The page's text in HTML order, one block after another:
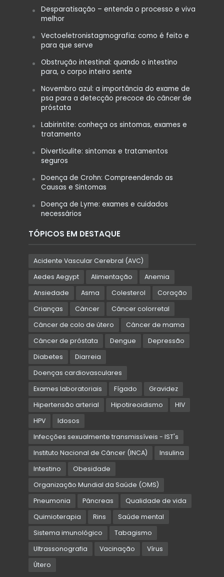
Desparatisação – entenda o processo e viva
melhor
Vectoeletronistagmografia: como é feito e
para que serve
Obstrução intestinal: quando o intestino
para, o corpo inteiro sente
Novembro azul: a importância do exame de
psa para a detecção precoce do câncer de
próstata
Labirintite: conheça os sintomas, exames e
tratamento
Diverticulite: sintomas e tratamentos
seguros
Doença de Crohn: Compreendendo as
Causas e Sintomas
Doença de Lyme: exames e cuidados
necessários
TÓPICOS EM DESTAQUE
Acidente Vascular Cerebral (AVC)
Aedes Aegypt
Alimentação
Anemia
Ansiedade
Asma Colesterol
Coração
Crianças
Câncer
Câncer colorretal
Câncer de colo de útero
Câncer de mama
Câncer de próstata
Dengue
Depressão
Diabetes
Diarreia
Doenças cardiovasculares
Exames laboratoriais
Fígado
Gravidez
Hipertensão arterial
Hipotireoidismo
HIV
HPV
Idosos
Infecções sexualmente transmissíveis - IST's
Instituto Nacional de Câncer (INCA)
Insulina
Intestino
Obesidade
Organização Mundial da Saúde (OMS)
Pneumonia
Pâncreas
Qualidade de vida
Quimioterapia
Rins
Saúde mental
Sistema imunológico
Tabagismo
Ultrassonografia
Vacinação
Vírus
Útero